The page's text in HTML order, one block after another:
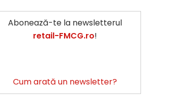
Abonează-te la newsletterul
retail-FMCG.ro!
Cum arată un newsletter?